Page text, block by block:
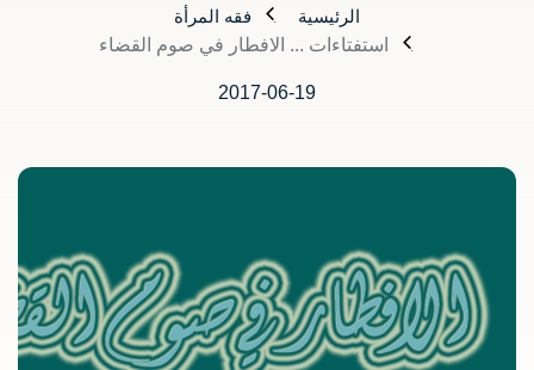
الرئيسية
فقه المرأة
استفتاءات ... الافطار في صوم القضاء
2017-06-19